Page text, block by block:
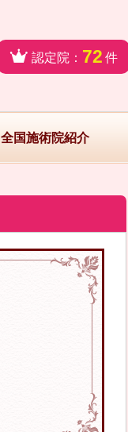
認定院： 72 件
全国施術院紹介